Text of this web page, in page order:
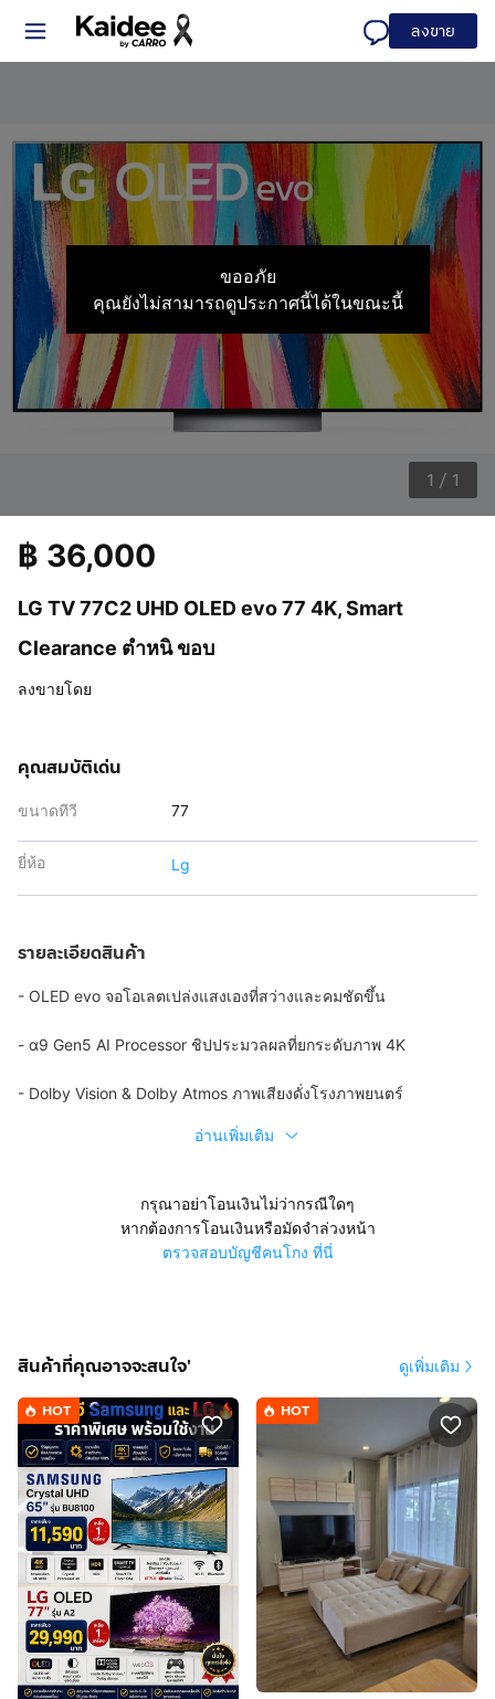
ลงขาย
ขออภัย
คุณยังไม่สามารถดูประกาศนี้ได้ในขณะนี้
1 / 1
LG TV 77C2 UHD OLED evo 77 4K, Smart
Clearance ตําหนิ ขอบ
฿ 36,000
ลงขายโดย
คุณสมบัติเด่น
ขนาดทีวี 77
ยี่ห้อ Lg
รายละเอียดสินค้า
- OLED evo จอโอเลตเปล่งแสงเองที่สว่างและคมชัดขึ้น
- α9 Gen5 AI Processor ชิปประมวลผลที่ยกระดับภาพ 4K
- Dolby Vision & Dolby Atmos ภาพเสียงดั่งโรงภาพยนตร์
อ่านเพิ่มเติม
กรุณาอย่าโอนเงินไม่ว่ากรณีใดๆ
หากต้องการโอนเงินหรือมัดจำล่วงหน้า
ตรวจสอบบัญชีคนโกง ที่นี่
สินค้าที่คุณอาจจะสนใจ' ดูเพิ่มเติม
HOT HOT